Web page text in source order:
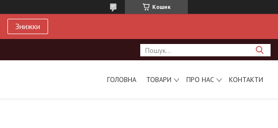
Кошик
Знижки
ГОЛОВНА ТОВАРИ ПРО НАС КОНТАКТИ